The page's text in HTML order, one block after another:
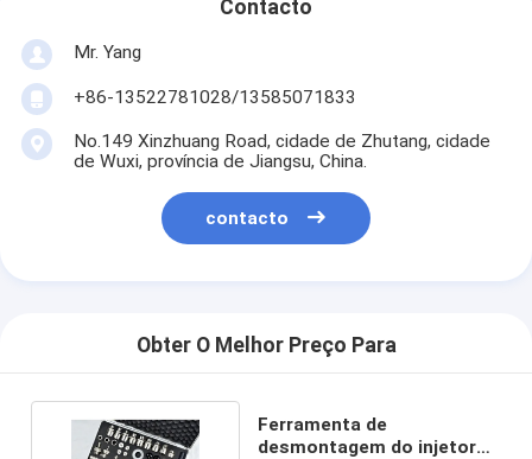
Contacto
Mr. Yang
+86-13522781028/13585071833
No.149 Xinzhuang Road, cidade de Zhutang, cidade
de Wuxi, província de Jiangsu, China.
contacto
Obter O Melhor Preço Para
Ferramenta de
desmontagem do injetor